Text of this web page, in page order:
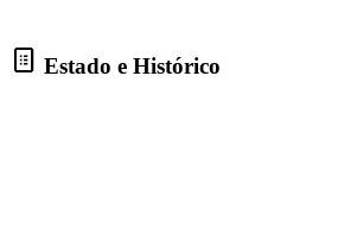
Estado e Histórico